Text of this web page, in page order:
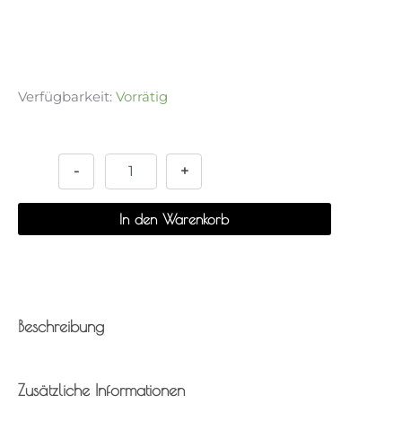
Verfügbarkeit: Vorrätig
-
Ears&Nose
Menge
+
In den Warenkorb
Beschreibung
Zusätzliche Informationen